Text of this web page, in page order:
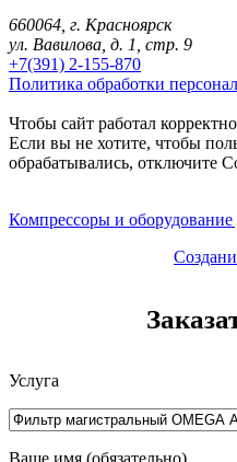
660064, г. Красноярск
ул. Вавилова, д. 1, стр. 9
+7(391) 2-155-870
Политика обработки
Чтобы сайт работал
Если вы не хотите, чтобы
обрабатывались, отключите
Компрессоры и оборудование
Услуга
Ваше имя (обязательно)